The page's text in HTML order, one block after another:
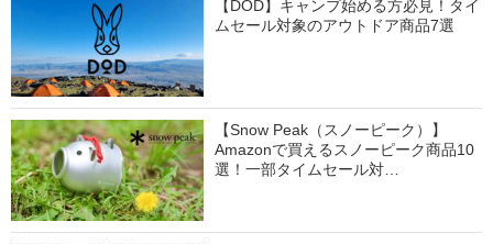
【DOD】キャンプ始める方必見！タイ
ムセール対象のアウトドア商品7選
【Snow Peak（スノーピーク）】
Amazonで買えるスノーピーク商品10
選！一部タイムセール対…